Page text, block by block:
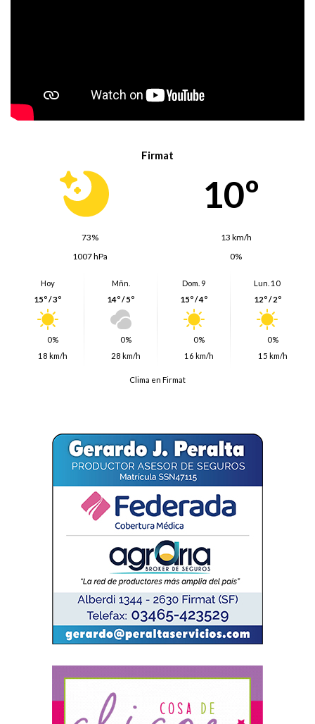
Firmat
10º
73%
13 km/h
1007 hPa
0%
Hoy
15º / 3º
0%
18 km/h
Mñn.
14º / 5º
0%
28 km/h
Dom. 9
15º / 4º
0%
16 km/h
Lun. 10
12º / 2º
0%
15 km/h
Clima en Firmat